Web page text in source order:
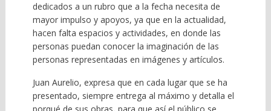
dedicados a un rubro que a la fecha necesita de
mayor impulso y apoyos, ya que en la actualidad,
hacen falta espacios y actividades, en donde las
personas puedan conocer la imaginación de las
personas representadas en imágenes y artículos.
Juan Aurelio, expresa que en cada lugar que se ha
presentado, siempre entrega al máximo y detalla el